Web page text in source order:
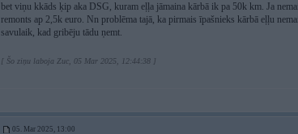
bet viņu kkāds ķip aka DSG, kuram eļļa jāmaina kārbā ik pa 50k km. Ja
remonts ap 2,5k euro. Nn problēma tajā, ka pirmais īpašnieks kārbā eļļu
savulaik, kad gribēju tādu ņemt.
[ Šo ziņu laboja Zuc, 05 Mar 2025, 12:44:38 ]
05. Mar 2025, 13:00